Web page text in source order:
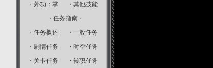
・ 外功：掌 ・ 其他技能
・任务指南・
・ 任务概述 ・ 一般任务
・ 剧情任务 ・ 时空任务
・ 关卡任务 ・ 转职任务